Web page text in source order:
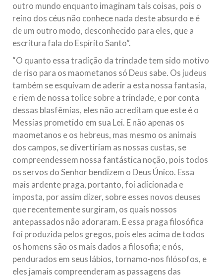
outro mundo enquanto imaginam tais coisas, pois o
reino dos céus não conhece nada deste absurdo e é
de um outro modo, desconhecido para eles, que a
escritura fala do Espírito Santo”.
“O quanto essa tradição da trindade tem sido motivo
de riso para os maometanos só Deus sabe. Os judeus
também se esquivam de aderir a esta nossa fantasia,
e riem de nossa tolice sobre a trindade, e por conta
dessas blasfêmias, eles não acreditam que este é o
Messias prometido em sua Lei. E não apenas os
maometanos e os hebreus, mas mesmo os animais
dos campos, se divertiriam as nossas custas, se
compreendessem nossa fantástica noção, pois todos
os servos do Senhor bendizem o Deus Único. Essa
mais ardente praga, portanto, foi adicionada e
imposta, por assim dizer, sobre esses novos deuses
que recentemente surgiram, os quais nossos
antepassados não adoraram. E essa praga filosófica
foi produzida pelos gregos, pois eles acima de todos
os homens são os mais dados a filosofia; e nós,
pendurados em seus lábios, tornamo-nos filósofos, e
eles jamais compreenderam as passagens das